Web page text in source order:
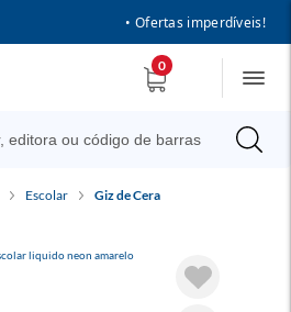
• Ofertas imperdíveis!
0
Escolar Giz de Cera